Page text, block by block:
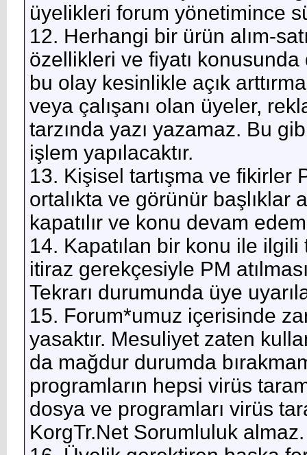
üyelikleri forum yönetimince
12. Herhangi bir ürün alım-
özellikleri ve fiyatı konusunda
bu olay kesinlikle açık
veya çalışanı olan üyeler,
tarzında yazı yazamaz. Bu
işlem yapılacaktır.
13. Kişisel tartışma ve fikirler
ortalıkta ve görünür başlıklar
kapatılır ve konu devam
14. Kapatılan bir konu ile
itiraz gerekçesiyle PM
Tekrarı durumunda üye
15. Forum*umuz içerisinde
yasaktır. Mesuliyet zaten
da mağdur durumda
programların hepsi virüs
dosya ve programları virüs
KorgTr.Net Sorumluluk almaz.